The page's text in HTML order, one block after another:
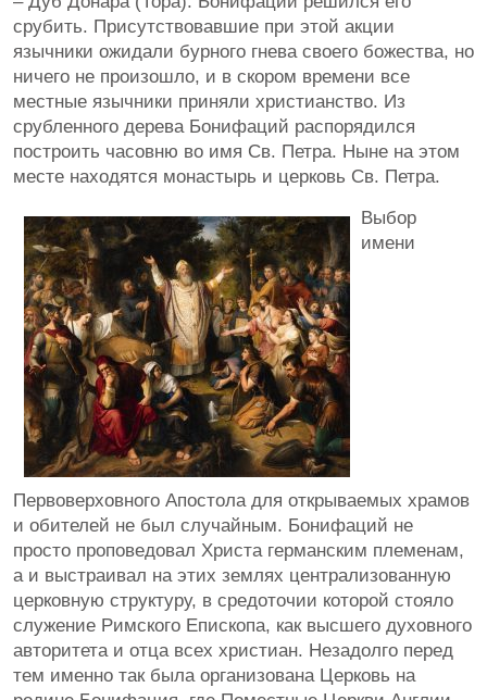
срубить. Присутствовавшие при этой акции
язычники ожидали бурного гнева своего божества, но
ничего не произошло, и в скором времени все
местные язычники приняли христианство. Из
срубленного дерева Бонифаций распорядился
построить часовню во имя Св. Петра. Ныне на этом
месте находятся монастырь и церковь Св. Петра.
Выбор
имени
Первоверховного Апостола для открываемых храмов
и обителей не был случайным. Бонифаций не
просто проповедовал Христа германским племенам,
а и выстраивал на этих землях централизованную
церковную структуру, в средоточии которой стояло
служение Римского Епископа, как высшего духовного
авторитета и отца всех христиан. Незадолго перед
тем именно так была организована Церковь на